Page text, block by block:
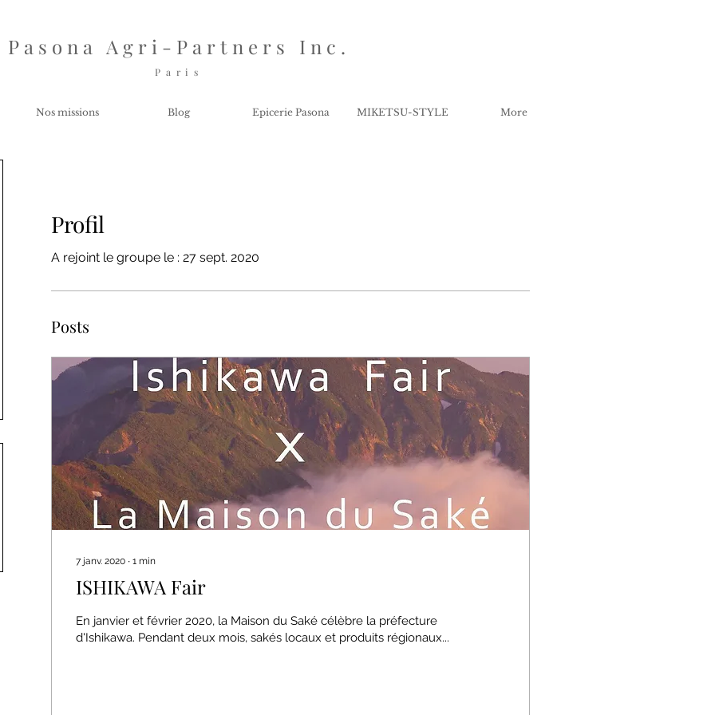
Pasona Agri-Partners Inc.
P a r i s
Nos missions Blog Epicerie Pasona MIKETSU-STYLE More
Profil
A rejoint le groupe le : 27 sept. 2020
Posts
7 janv. 2020 ∙ 1 min
ISHIKAWA Fair
En janvier et février 2020, la Maison du Saké célèbre la préfecture
d'Ishikawa. Pendant deux mois, sakés locaux et produits régionaux...